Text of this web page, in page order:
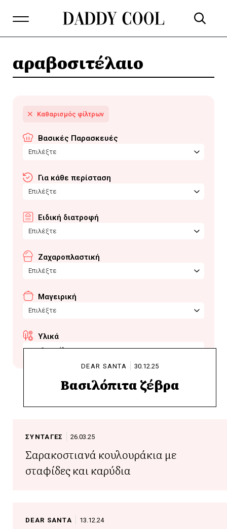
αραβοσιτέλαιο
Βασικές Παρασκευές
Επιλέξτε
Για κάθε περίσταση
Επιλέξτε
Ειδική διατροφή
Επιλέξτε
Ζαχαροπλαστική
Επιλέξτε
Μαγειρική
Επιλέξτε
Υλικά
αραβοσιτέλαιο
DEAR SANTA 30.12.25
Βασιλόπιτα ζέβρα
ΣΥΝΤΑΓΕΣ 26.03.25
Σαρακοστιανά κουλουράκια με
σταφίδες και καρύδια
DEAR SANTA 13.12.24